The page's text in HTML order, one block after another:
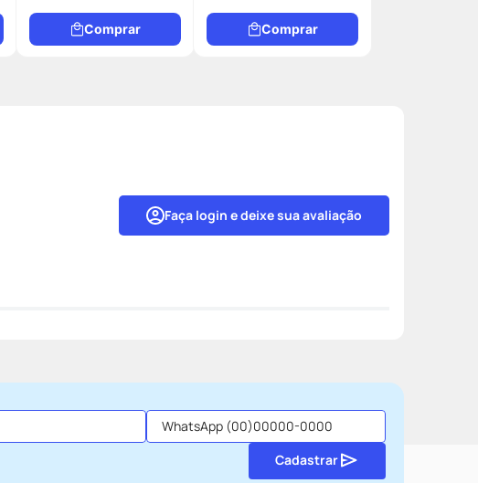
Comprar Comprar
Faça login e deixe sua avaliação
Cadastrar